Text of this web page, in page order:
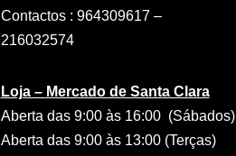
Contactos : 964309617 –
216032574
Loja – Mercado de Santa Clara
Aberta das 9:00 às 16:00 (Sábados)
Aberta das 9:00 às 13:00 (Terças)